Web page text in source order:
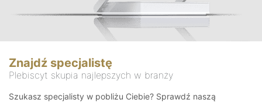
Znajdź specjalistę
Plebiscyt skupia najlepszych w branży
Szukasz specjalisty w pobliżu Ciebie? Sprawdź naszą